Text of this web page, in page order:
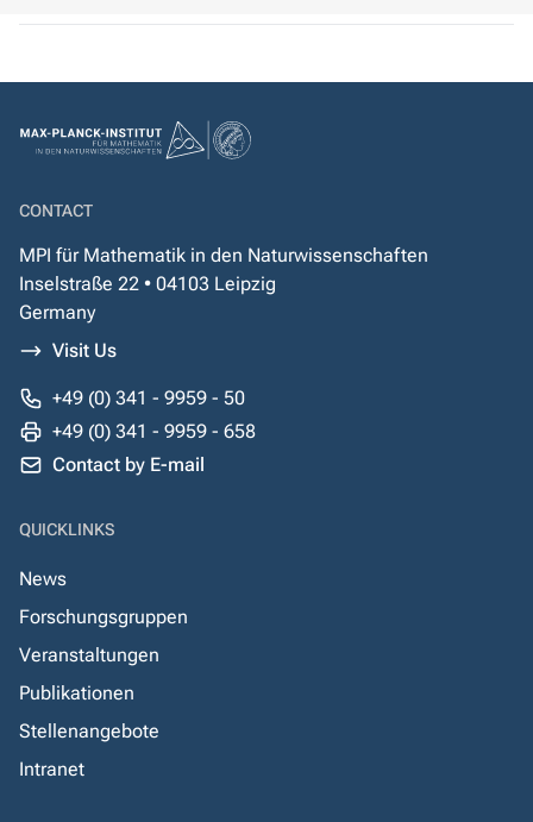
CONTACT
MPI für Mathematik in den Naturwissenschaften
Inselstraße 22 • 04103 Leipzig
Germany
Visit Us
+49 (0) 341 - 9959 - 50
+49 (0) 341 - 9959 - 658
Contact by E-mail
QUICKLINKS
News
Forschungsgruppen
Veranstaltungen
Publikationen
Stellenangebote
Intranet